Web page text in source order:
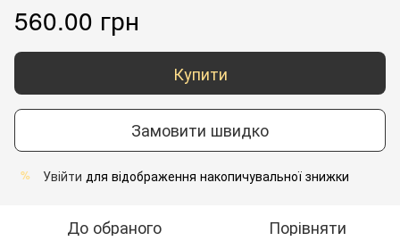
560.00 грн
Купити
Замовити швидко
% Увійти для відображення накопичувальної знижки
До обраного Порівняти